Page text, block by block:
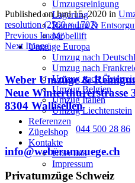
Umzugsreinigung
Lagerung
Räumung &
Möbellift
Umzüge Europa
Umzug nach
Umzug nach
Umzug nach
Umzug Belgien
Umzug Italien
Umzug Liechtenstein
Referenzen
Zügelshop
Kontakte
Über uns
Impressum
Published onJuni 15, 2020 in
resolution (2560 × 1707)
Previous Image
Next Image
Weber Umzüge &
Neue Winterthurerstrasse
8304 Wallisellen
044 500 28 86
info@weberumzuege.ch
Privatumzüge Schweiz